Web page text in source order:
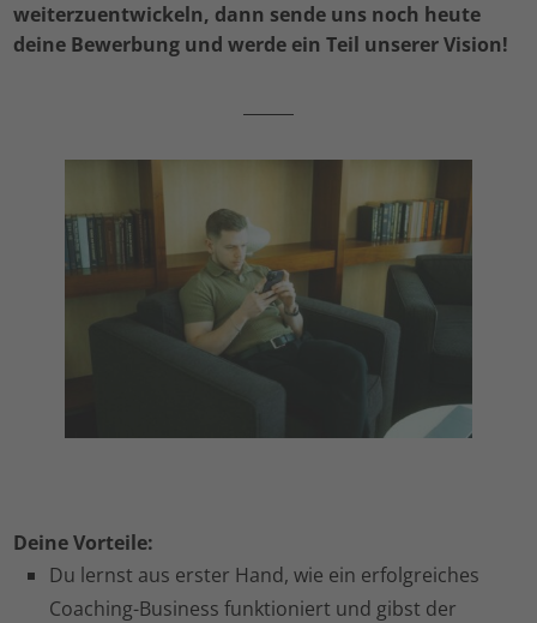
weiterzuentwickeln, dann sende uns noch heute
deine Bewerbung und werde ein Teil unserer Vision!
Deine Vorteile:
Du lernst aus erster Hand, wie ein erfolgreiches
Coaching-Business funktioniert und gibst der